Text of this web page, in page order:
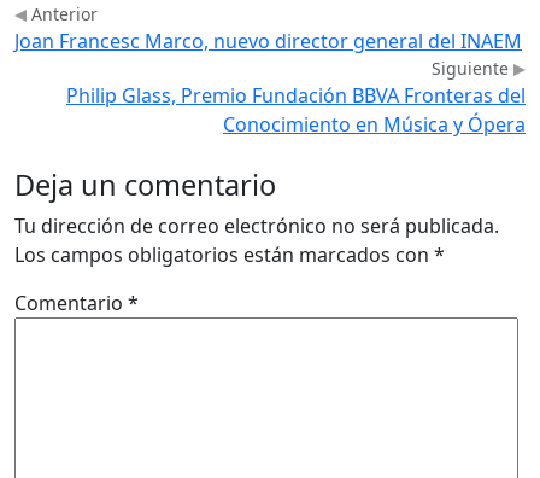
Anterior
Joan Francesc Marco, nuevo director general del INAEM
Siguiente
Philip Glass, Premio Fundación BBVA Fronteras del
Conocimiento en Música y Ópera
Deja un comentario
Tu dirección de correo electrónico no será publicada.
Los campos obligatorios están marcados con *
Comentario *